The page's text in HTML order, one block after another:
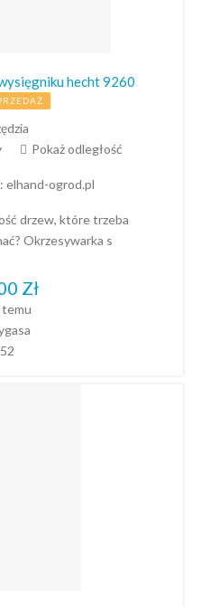
hecht 9260
Pokaż odległość
elhand-ogrod.pl
drzew, które trzeba
Okrzesywarka s
Zł